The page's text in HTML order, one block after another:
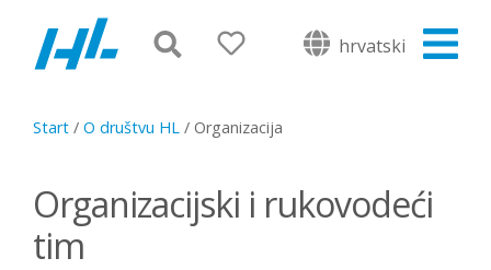
hrvatski
Start / O društvu HL / Organizacija
Organizacijski i rukovodeći
tim